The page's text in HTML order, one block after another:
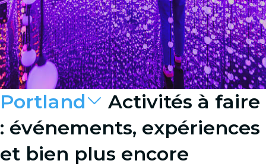
Portland
Activités à faire
: événements, expériences
et bien plus encore